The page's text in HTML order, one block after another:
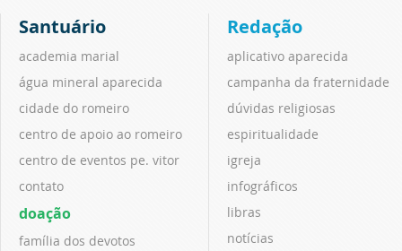
Santuário
academia marial
água mineral aparecida
cidade do romeiro
centro de apoio ao romeiro
centro de eventos pe. vitor
contato
doação
família dos devotos
Redação
aplicativo aparecida
campanha da fraternidade
dúvidas religiosas
espiritualidade
igreja
infográficos
libras
notícias